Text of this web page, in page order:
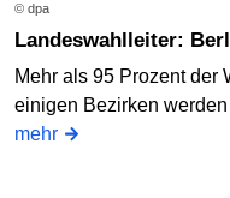
© dpa
Landeswahlleiter:
Mehr als 95 Prozent der
einigen Bezirken
mehr